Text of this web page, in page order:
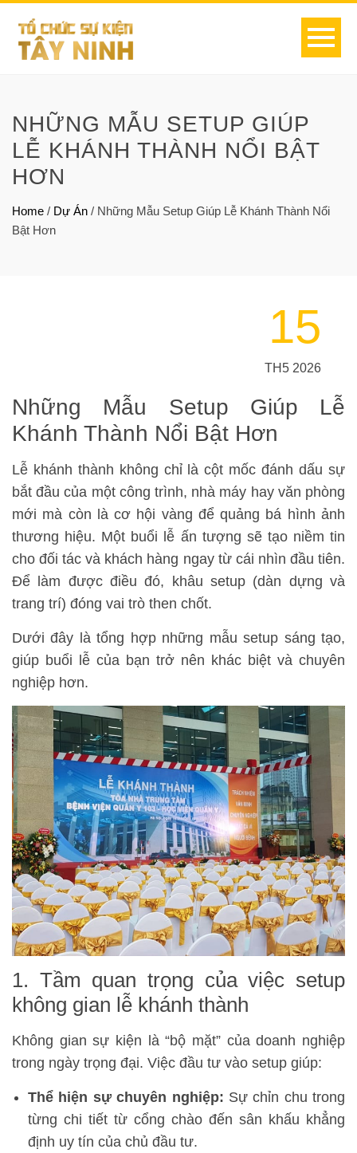
NHỮNG MẪU SETUP GIÚP
LỄ KHÁNH THÀNH NỔI BẬT
HƠN
Home / Dự Án / Những Mẫu Setup Giúp Lễ Khánh Thành Nổi
Bật Hơn
15
TH5 2026
Những Mẫu Setup Giúp Lễ
Khánh Thành Nổi Bật Hơn
Lễ khánh thành không chỉ là cột mốc đánh dấu sự
bắt đầu của một công trình, nhà máy hay văn phòng
mới mà còn là cơ hội vàng để quảng bá hình ảnh
thương hiệu. Một buổi lễ ấn tượng sẽ tạo niềm tin
cho đối tác và khách hàng ngay từ cái nhìn đầu tiên.
Để làm được điều đó, khâu setup (dàn dựng và
trang trí) đóng vai trò then chốt.
Dưới đây là tổng hợp những mẫu setup sáng tạo,
giúp buổi lễ của bạn trở nên khác biệt và chuyên
nghiệp hơn.
1. Tầm quan trọng của việc setup
không gian lễ khánh thành
Không gian sự kiện là “bộ mặt” của doanh nghiệp
trong ngày trọng đại. Việc đầu tư vào setup giúp:
Thể hiện sự chuyên nghiệp: Sự chỉn chu trong
từng chi tiết từ cổng chào đến sân khấu khẳng
định uy tín của chủ đầu tư.